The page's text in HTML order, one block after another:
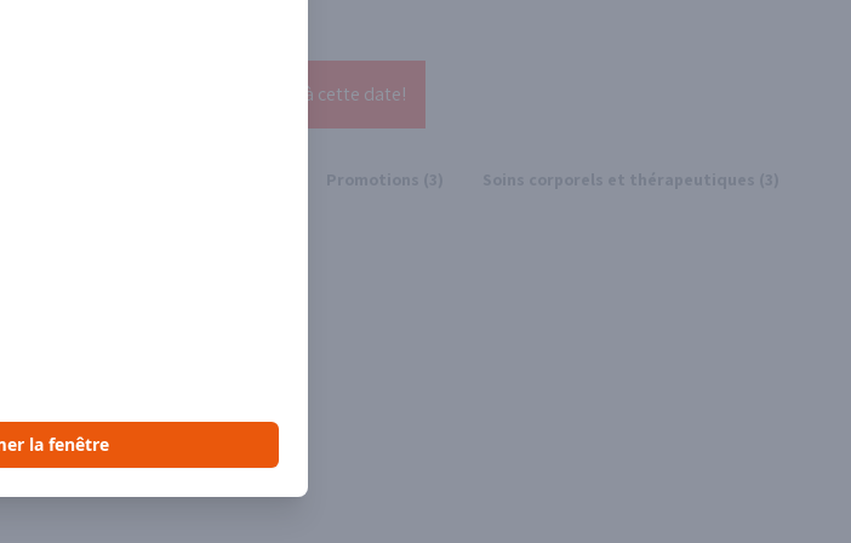
Ses produits reviendront en stock à cette date!
la fenêtre